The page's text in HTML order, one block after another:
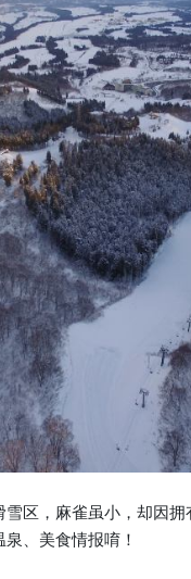
雪区，麻雀虽小，却因
、美食情报唷！